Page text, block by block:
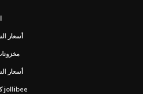
أسعار
أسعار
كيف يمكنني شراء أسهم في jollibee